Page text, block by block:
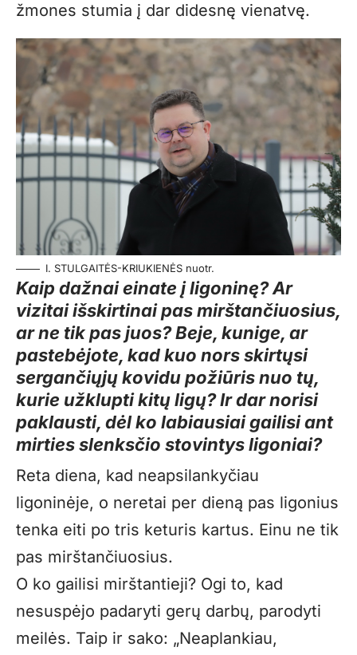
žmones stumia į dar didesnę vienatvę.
I. STULGAITĖS-KRIUKIENĖS nuotr.
Kaip dažnai einate į ligoninę? Ar
vizitai išskirtinai pas mirštančiuosius,
ar ne tik pas juos? Beje, kunige, ar
pastebėjote, kad kuo nors skirtųsi
sergančiųjų kovidu požiūris nuo tų,
kurie užklupti kitų ligų? Ir dar norisi
paklausti, dėl ko labiausiai gailisi ant
mirties slenksčio stovintys ligoniai?
Reta diena, kad neapsilankyčiau
ligoninėje, o neretai per dieną pas ligonius
tenka eiti po tris keturis kartus. Einu ne tik
pas mirštančiuosius.
O ko gailisi mirštantieji? Ogi to, kad
nesuspėjo padaryti gerų darbų, parodyti
meilės. Taip ir sako: „Neaplankiau,